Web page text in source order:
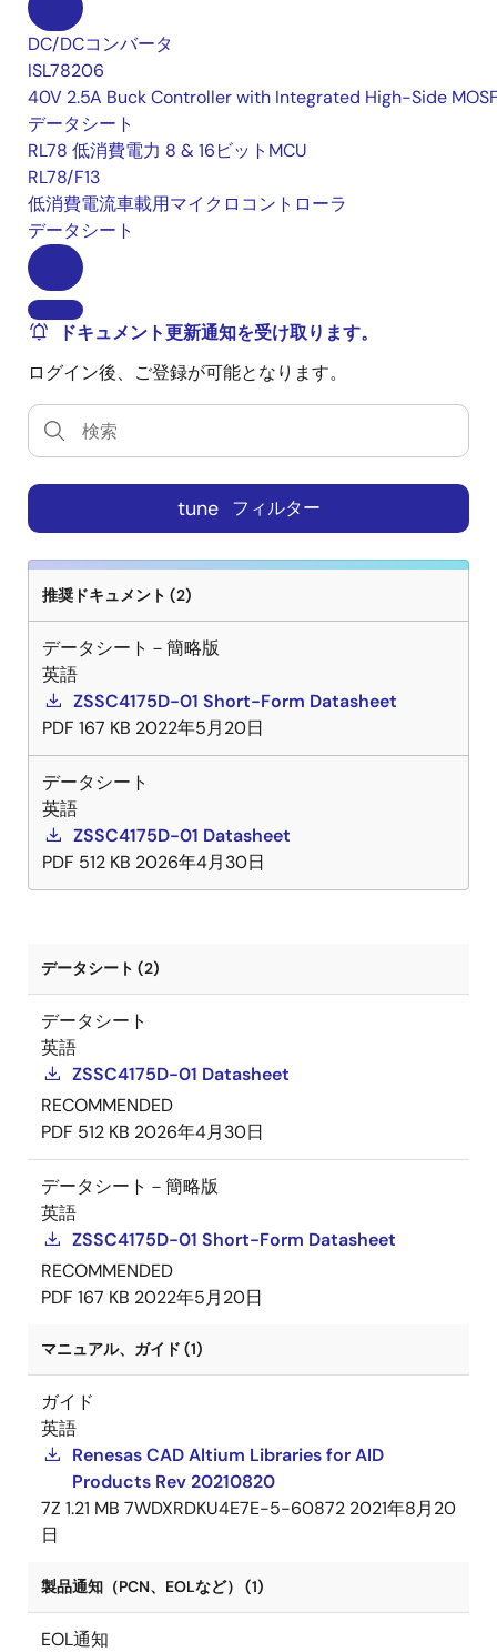
DC/DCコンバータ
ISL78206
40V 2.5A Buck Controller with Integrated High-Side
データシート
RL78 低消費電力 8 & 16ビットMCU
RL78/F13
低消費電流車載用マイクロコントローラ
データシート
ドキュメント更新通知を受け取ります。
ログイン後、ご登録が可能となります。
tune フィルター
推奨ドキュメント (2)
データシート－簡略版
英語
ZSSC4175D-01 Short-Form Datasheet
PDF 167 KB 2022年5月20日
データシート
英語
ZSSC4175D-01 Datasheet
PDF 512 KB 2026年4月30日
データシート (2)
データシート
英語
ZSSC4175D-01 Datasheet
RECOMMENDED
PDF 512 KB 2026年4月30日
データシート－簡略版
英語
ZSSC4175D-01 Short-Form Datasheet
RECOMMENDED
PDF 167 KB 2022年5月20日
マニュアル、ガイド (1)
ガイド
英語
Renesas CAD Altium Libraries for AID
Products Rev 20210820
7Z 1.21 MB 7WDXRDKU4E7E-5-60872 2021年8月20
日
製品通知（PCN、EOLなど） (1)
EOL通知